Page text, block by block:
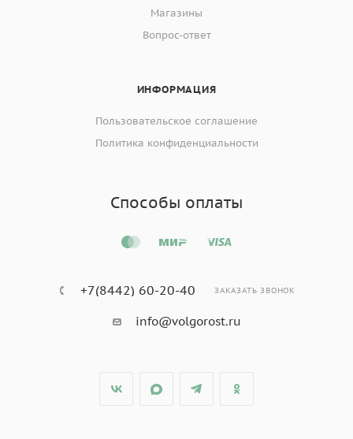
Магазины
Вопрос-ответ
ИНФОРМАЦИЯ
Пользовательское соглашение
Политика конфиденциальности
Способы оплаты
+7(8442) 60-20-40 ЗАКАЗАТЬ ЗВОНОК
info@volgorost.ru